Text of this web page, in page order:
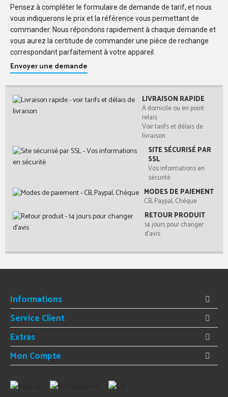
Pensez à compléter le formulaire de demande de tarif, et nous
vous indiquerons le prix et la référence vous permettant de
commander. Nous répondons rapidement à chaque demande et
vous aurez la certitude de commander une pièce de rechange
correspondant parfaitement à votre appareil.
Envoyer une demande
LIVRAISON RAPIDE
A domicile ou en point
relais
Voir tarifs et délais de
livraison
SITE SÉCURISÉ PAR
SSL
Vos informations en
sécurité
MODES DE PAIEMENT
CB, Paypal, Chèque
RETOUR PRODUIT
14 jours pour changer
d'avis
Informations
Service Client
Extras
Mon Compte